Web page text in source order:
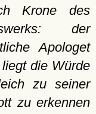
Krone des
der
Apologet
die Würde
zu seiner
zu erkennen